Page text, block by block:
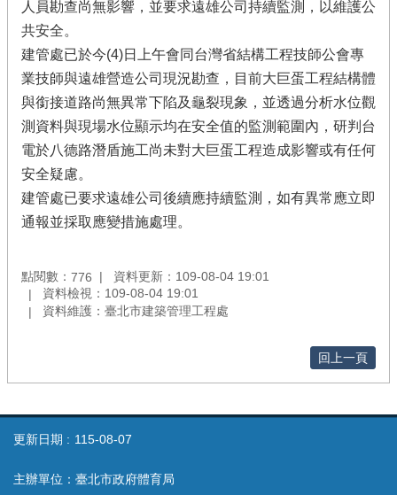
人員勘查尚無影響，並要求遠雄公司持續監測，以維護公
共安全。
建管處已於今(4)日上午會同台灣省結構工程技師公會專
業技師與遠雄營造公司現況勘查，目前大巨蛋工程結構體
與銜接道路尚無異常下陷及龜裂現象，並透過分析水位觀
測資料與現場水位顯示均在安全值的監測範圍內，研判台
電於八德路潛盾施工尚未對大巨蛋工程造成影響或有任何
安全疑慮。
建管處已要求遠雄公司後續應持續監測，如有異常應立即
通報並採取應變措施處理。
點閱數： 776
資料更新：109-08-04 19:01
資料檢視：109-08-04 19:01
資料維護：臺北市建築管理工程處
回上一頁
更新日期 115-08-07
主辦單位：臺北市政府體育局